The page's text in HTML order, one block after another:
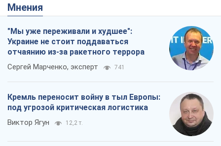
Мнения
"Мы уже переживали и худшее":
Украине не стоит поддаваться
отчаянию из-за ракетного террора
Сергей Марченко, эксперт 741
Кремль переносит войну в тыл Европы:
под угрозой критическая логистика
Виктор Ягун 12,2 т.